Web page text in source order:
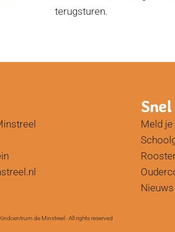
terugsturen.
Meld je
Nieuws
Kindcentrum de Minstreel · All rights reserved